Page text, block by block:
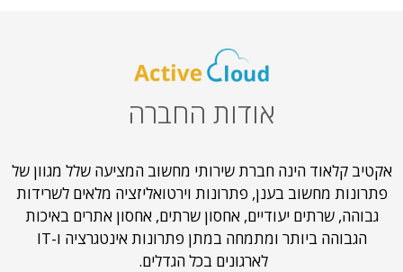
אודות החברה
אקטיב קלאוד הינה חברת שירותי מחשוב המציעה שלל מגוון של
פתרונות מחשוב בענן, פתרונות וירטואליזציה מלאים לשרידות
גבוהה, שרתים יעודיים, אחסון שרתים, אחסון אתרים באיכות
הגבוהה ביותר ומתמחה במתן פתרונות אינטגרציה ו-IT
לארגונים בכל הגדלים.